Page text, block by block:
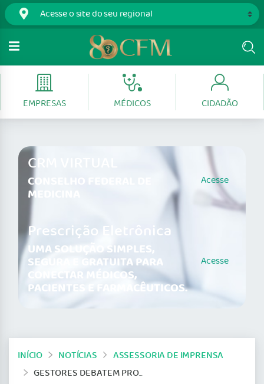
EMPRESAS MÉDICOS CIDADÃO
CRM VIRTUAL
CONSELHO FEDERAL DE
MEDICINA
Acesse
Prescrição Eletrônica
UMA SOLUÇÃO SIMPLES,
SEGURA E GRATUITA PARA
CONECTAR MÉDICOS,
PACIENTES E FARMACÊUTICOS.
Acesse
INÍCIO NOTÍCIAS
ASSESSORIA DE IMPRENSA
GESTORES DEBATEM PROMOÇÃO DA SAÚDE EM BRASÍLIA